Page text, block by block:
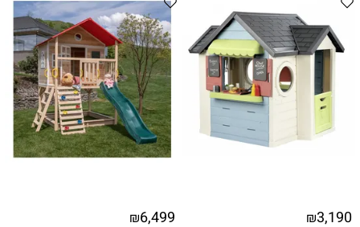
₪3,190
₪6,499